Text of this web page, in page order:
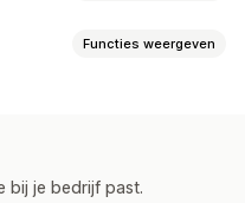
Functies weergeven
bij je bedrijf past.